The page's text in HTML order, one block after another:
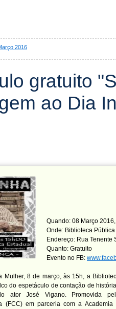
2016
gratuito
ao Dia
Quando: 08 Março
Onde: Biblioteca
Endereço: Rua Tenente
Quanto: Gratuito
Evento no FB:
Mulher, 8 de março, às 15h, a
do espetáculo de contação de
ator José Vigano. Promovida
(FCC) em parceria com a Academia